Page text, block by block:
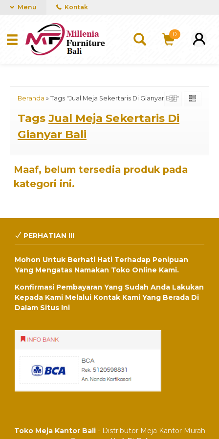
mUCn7CwGawCVTvwq7a99f4AgACOVgZvYEW65FFSDBf0
Menu Kontak
0
Beranda » Tags "Jual Meja Sekertaris Di Gianyar Bali"
Tags Jual Meja Sekertaris Di
Gianyar Bali
Maaf, belum tersedia produk pada
kategori ini.
PERHATIAN !!!
Mohon Untuk Berhati Hati Terhadap Penipuan
Yang Mengatas Namakan Toko Online Kami.
Konfirmasi Pembayaran Yang Sudah Anda Lakukan
Kepada Kami Melalui Kontak Kami Yang Berada Di
Dalam Situs Ini
Toko Meja Kantor Bali- Distributor Meja Kantor Murah